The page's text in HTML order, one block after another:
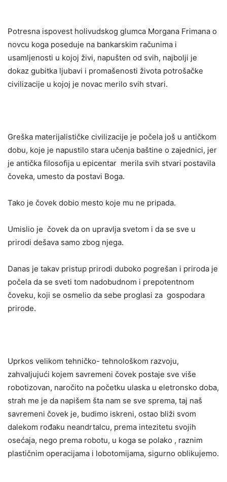
Potresna ispovest holivudskog glumca Morgana Frimana o
novcu koga poseduje na bankarskim računima i
usamljenosti u kojoj živi, napušten od svih, najbolji je
dokaz gubitka ljubavi i promašenosti života potrošačke
civilizacije u kojoj je novac merilo svih stvari.
Greška materijalističke civilizacije je počela još u antičkom
dobu, koje je napustilo stara učenja baštine o zajednici, jer
je antička filosofija u epicentar merila svih stvari postavila
čoveka, umesto da postavi Boga.
Tako je čovek dobio mesto koje mu ne pripada.
Umislio je čovek da on upravlja svetom i da se sve u
prirodi dešava samo zbog njega.
Danas je takav pristup prirodi duboko pogrešan i priroda je
počela da se sveti tom nadobudnom i prepotentnom
čoveku, koji se osmelio da sebe proglasi za gospodara
prirode.
Uprkos velikom tehničko- tehnološkom razvoju,
zahvaljujući kojem savremeni čovek postaje sve više
robotizovan, naročito na početku ulaska u eletronsko doba,
strah me je da napišem šta nam se sve sprema, taj naš
savremeni čovek je, budimo iskreni, ostao bliži svom
dalekom rođaku neandrtalcu, prema intezitetu svojih
osećaja, nego prema robotu, u koga se polako , raznim
plastičnim operacijama i lobotomijama, sigurno oblikujemo.